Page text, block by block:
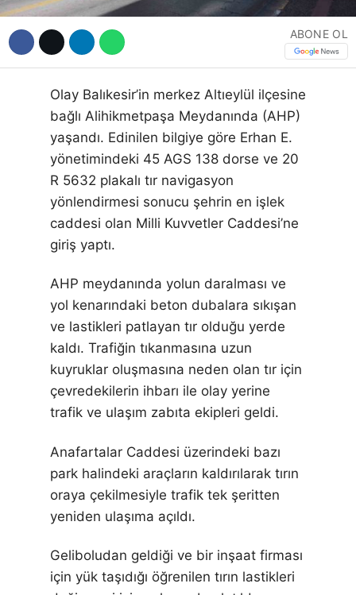
ABONE OL
Olay Balıkesir’in merkez Altıeylül ilçesine
bağlı Alihikmetpaşa Meydanında (AHP)
yaşandı. Edinilen bilgiye göre Erhan E.
yönetimindeki 45 AGS 138 dorse ve 20
R 5632 plakalı tır navigasyon
yönlendirmesi sonucu şehrin en işlek
caddesi olan Milli Kuvvetler Caddesi’ne
giriş yaptı.
AHP meydanında yolun daralması ve
yol kenarındaki beton dubalara sıkışan
ve lastikleri patlayan tır olduğu yerde
kaldı. Trafiğin tıkanmasına uzun
kuyruklar oluşmasına neden olan tır için
çevredekilerin ihbarı ile olay yerine
trafik ve ulaşım zabıta ekipleri geldi.
Anafartalar Caddesi üzerindeki bazı
park halindeki araçların kaldırılarak tırın
oraya çekilmesiyle trafik tek şeritten
yeniden ulaşıma açıldı.
Geliboludan geldiği ve bir inşaat firması
için yük taşıdığı öğrenilen tırın lastikleri